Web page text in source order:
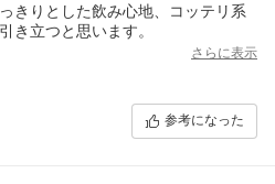
きりとした飲み心地、コッテリ系
き立つと思います。
さらに表示
参考になった